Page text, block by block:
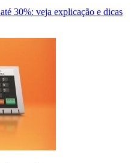
30%: veja explicação e dicas